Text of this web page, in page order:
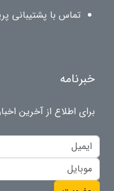
تماس با پشتیبانی
خبرنامه
برای اطلاع از آخرین